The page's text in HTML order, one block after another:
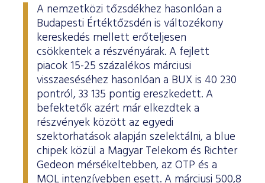
A nemzetközi tőzsdékhez hasonlóan a
Budapesti Értéktőzsdén is változékony
kereskedés mellett erőteljesen
csökkentek a részvényárak. A fejlett
piacok 15-25 százalékos márciusi
visszaeséséhez hasonlóan a BUX is 40 230
pontról, 33 135 pontig ereszkedett. A
befektetők azért már elkezdtek a
részvények között az egyedi
szektorhatások alapján szelektálni, a blue
chipek közül a Magyar Telekom és Richter
Gedeon mérsékeltebben, az OTP és a
MOL intenzívebben esett. A márciusi 500,8